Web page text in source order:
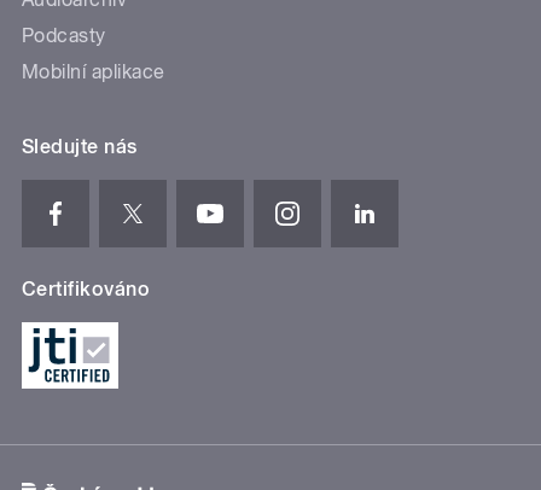
Podcasty
Mobilní aplikace
Sledujte nás
Certifikováno